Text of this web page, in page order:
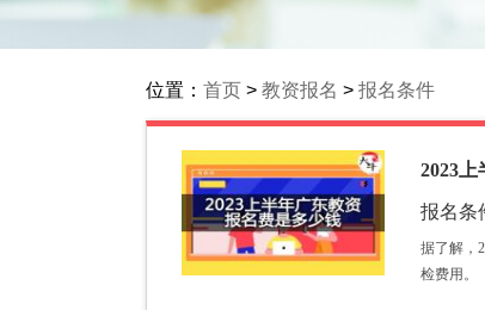
位置： 首页 > 教资报名 > 报名条件
2023
报名条
据了解，
检费用。